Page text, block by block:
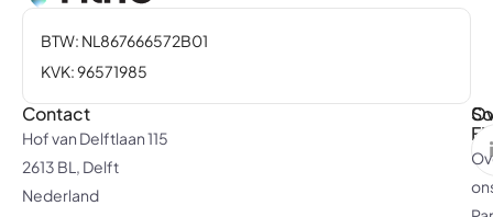
BTW: NL867666572B01
KVK: 96571985
Contact
Hof van Delftlaan 115
2613 BL, Delft
Nederland